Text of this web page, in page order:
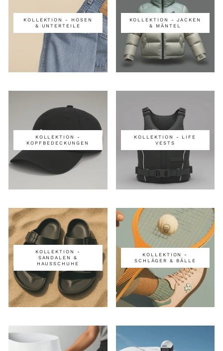
KOLLEKTION - HOSEN
& UNTERTEILE
KOLLEKTION - JACKEN
& MÄNTEL
KOLLEKTION -
KOPFBEDECKUNGEN
KOLLEKTION - LIFE
VESTS
KOLLEKTION -
SANDALEN &
HAUSSCHUHE
KOLLEKTION -
SCHLÄGER & BÄLLE